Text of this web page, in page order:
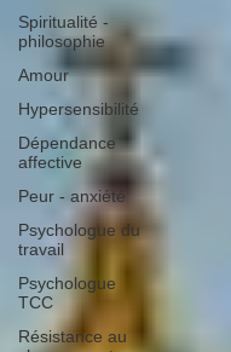
Spiritualité -
philosophie
Amour
Hypersensibilité
Dépendance
affective
Peur - anxiété
Psychologue du
travail
Psychologue
TCC
Résistance au